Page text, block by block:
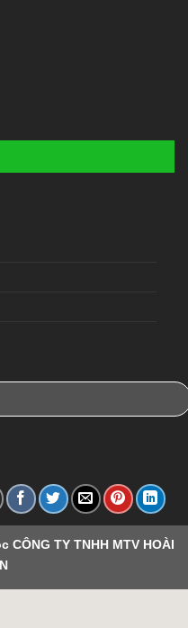
CÔNG TY TNHH MTV HOÀI